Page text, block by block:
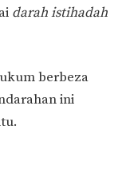
darah istihadah
berbeza
ini